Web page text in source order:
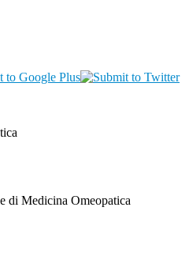
di Medicina Omeopatica